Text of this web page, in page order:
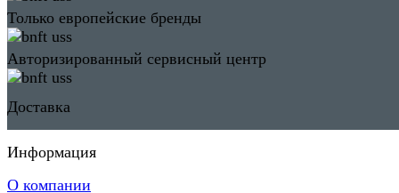
Только европейские бренды
Авторизированный сервисный центр
Доставка
Информация
О компании